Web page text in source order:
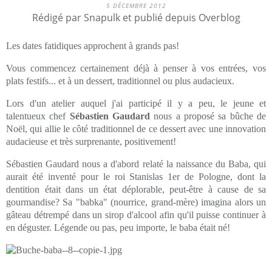
5 DÉCEMBRE 2012
Rédigé par Snapulk et publié depuis Overblog
Les dates fatidiques approchent à grands pas!
Vous commencez certainement déjà à penser à vos entrées, vos
plats festifs... et à un dessert, traditionnel ou plus audacieux.
Lors d'un atelier auquel j'ai participé il y a peu, le jeune et
talentueux chef Sébastien Gaudard nous a proposé sa bûche de
Noël, qui allie le côté traditionnel de ce dessert avec une innovation
audacieuse et très surprenante, positivement!
Sébastien Gaudard nous a d'abord relaté la naissance du Baba, qui
aurait été inventé pour le roi Stanislas 1er de Pologne, dont la
dentition était dans un état déplorable, peut-être à cause de sa
gourmandise? Sa "babka" (nourrice, grand-mère) imagina alors un
gâteau détrempé dans un sirop d'alcool afin qu'il puisse continuer à
en déguster. Légende ou pas, peu importe, le baba était né!